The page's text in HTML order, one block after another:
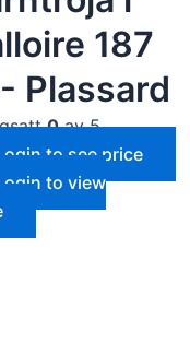
187
Plassard
0av 5
to see price
to view